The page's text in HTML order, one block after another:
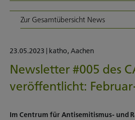
Zur Gesamtübersicht News
23.05.2023 katho, Aachen
Newsletter #005 des
veröffentlicht:
Im Centrum für Antisemitismus- und